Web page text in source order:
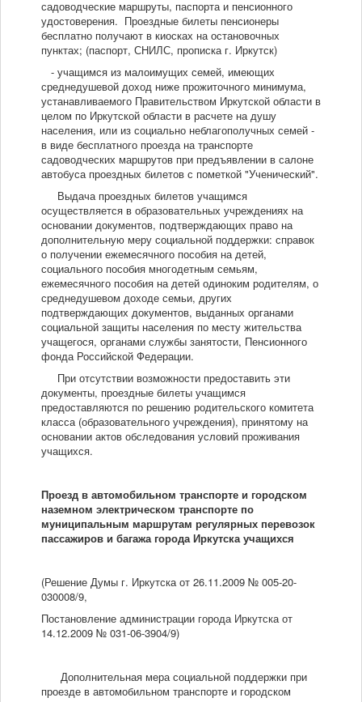
садоводческие маршруты, паспорта и пенсионного
удостоверения. Проездные билеты пенсионеры
бесплатно получают в киосках на остановочных
пунктах; (паспорт, СНИЛС, прописка г. Иркутск)
- учащимся из малоимущих семей, имеющих
среднедушевой доход ниже прожиточного минимума,
устанавливаемого Правительством Иркутской области в
целом по Иркутской области в расчете на душу
населения, или из социально неблагополучных семей -
в виде бесплатного проезда на транспорте
садоводческих маршрутов при предъявлении в салоне
автобуса проездных билетов с пометкой "Ученический".
Выдача проездных билетов учащимся
осуществляется в образовательных учреждениях на
основании документов, подтверждающих право на
дополнительную меру социальной поддержки: справок
о получении ежемесячного пособия на детей,
социального пособия многодетным семьям,
ежемесячного пособия на детей одиноким родителям, о
среднедушевом доходе семьи, других
подтверждающих документов, выданных органами
социальной защиты населения по месту жительства
учащегося, органами службы занятости, Пенсионного
фонда Российской Федерации.
При отсутствии возможности предоставить эти
документы, проездные билеты учащимся
предоставляются по решению родительского комитета
класса (образовательного учреждения), принятому на
основании актов обследования условий проживания
учащихся.
Проезд в автомобильном транспорте и городском
наземном электрическом транспорте по
муниципальным маршрутам регулярных перевозок
пассажиров и багажа города Иркутска учащихся
(Решение Думы г. Иркутска от 26.11.2009 № 005-20-
030008/9,
Постановление администрации города Иркутска от
14.12.2009 № 031-06-3904/9)
Дополнительная мера социальной поддержки при
проезде в автомобильном транспорте и городском